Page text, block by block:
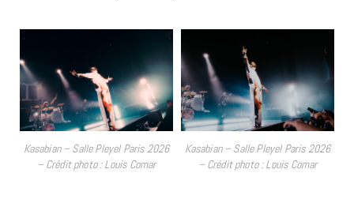
Kasabian – Salle Pleyel Paris 2026
– Crédit photo : Louis Comar
Kasabian – Salle Pleyel Paris 2026
– Crédit photo : Louis Comar